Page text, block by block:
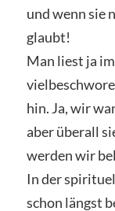
und wenn sie
glaubt!
Man liest ja
hin. Ja, wir
aber überall
werden wir
In der
schon längst